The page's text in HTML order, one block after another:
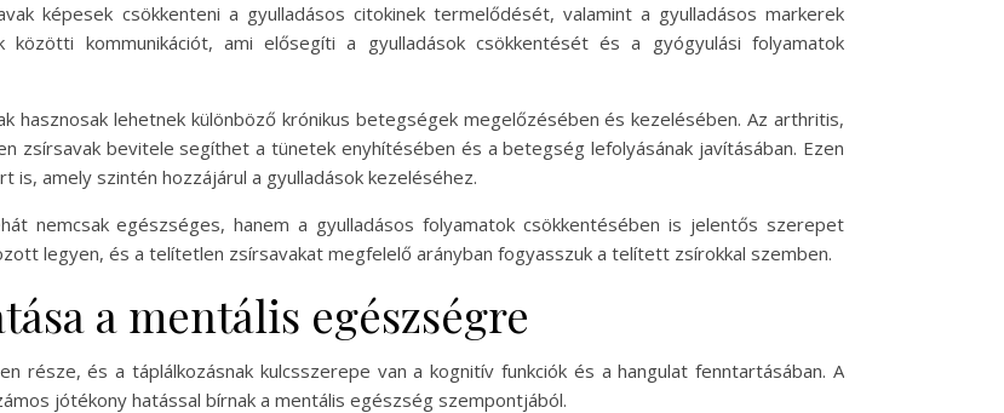
képesek csökkenteni a gyulladásos citokinek termelődését, valamint a gyulladásos markerek
kommunikációt, ami elősegíti a gyulladások csökkentését és a gyógyulási folyamatok
hasznosak lehetnek különböző krónikus betegségek megelőzésében és kezelésében. Az arthritis,
zsírsavak bevitele segíthet a tünetek enyhítésében és a betegség lefolyásának javításában. Ezen
amely szintén hozzájárul a gyulladások kezeléséhez.
nemcsak egészséges, hanem a gyulladásos folyamatok csökkentésében is jelentős szerepet
legyen, és a telítetlen zsírsavakat megfelelő arányban fogyasszuk a telített zsírokkal szemben.
a mentális egészségre
része, és a táplálkozásnak kulcsszerepe van a kognitív funkciók és a hangulat fenntartásában. A
jótékony hatással bírnak a mentális egészség szempontjából.